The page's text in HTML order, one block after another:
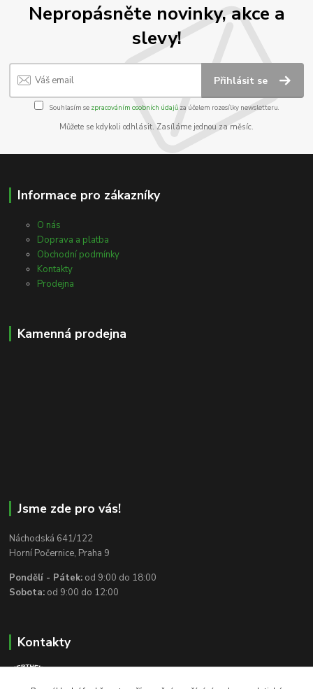
Nepropásněte novinky, akce a
slevy!
Přihlásit se
Souhlasím se zpracováním osobních údajůza účelem rozesílky newsletteru.
Můžete se kdykoli odhlásit. Zasíláme jednou za měsíc.
Informace pro zákazníky
O nás
Doprava a platba
Obchodní podmínky
Kontakty
Prodejna
Kamenná prodejna
Jsme zde pro vás!
Náchodská 641/122
Horní Počernice, Praha 9
Pondělí - Pátek: od 9:00 do 18:00
Sobota: od 9:00 do 12:00
Kontakty